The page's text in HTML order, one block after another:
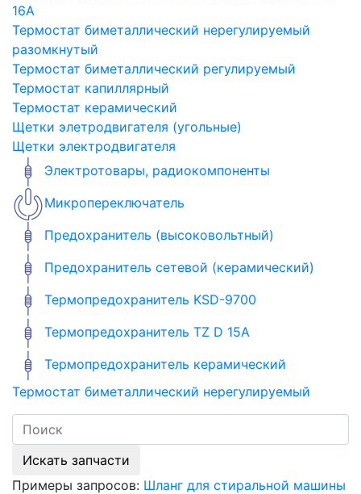
16A
Термостат биметаллический нерегулируемый
разомкнутый
Термостат биметаллический регулируемый
Термостат капиллярный
Термостат керамический
Щетки элетродвигателя (угольные)
Щетки электродвигателя
Электротовары, радиокомпоненты
Микропереключатель
Предохранитель (высоковольтный)
Предохранитель сетевой (керамический)
Термопредохранитель KSD-9700
Термопредохранитель TZ D 15A
Термопредохранитель керамический
Термостат биметаллический нерегулируемый
Искать запчасти
Примеры запросов: Шланг для стиральной машины